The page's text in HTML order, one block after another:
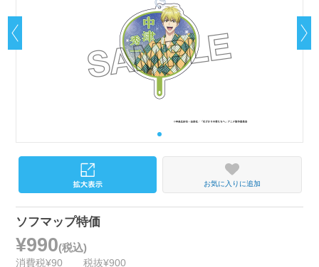
お気に入りに追加
ソフマップ特価
¥990(税込)
消費税¥90 税抜¥900